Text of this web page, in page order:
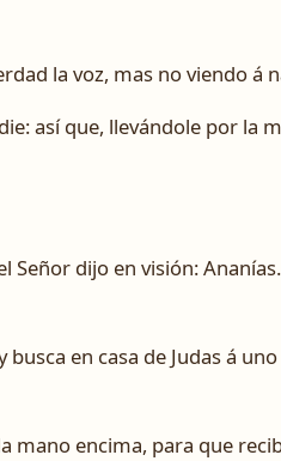
la voz, mas no viendo á
así que, llevándole por la
Señor dijo en visión:
en casa de Judas á
mano encima, para que